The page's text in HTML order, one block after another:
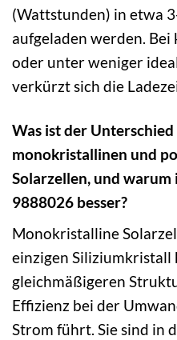
(Wattstunden) in etwa
aufgeladen werden.
oder unter weniger
verkürzt sich die
Was ist der Unterschied
monokristallinen und
Solarzellen, und warum
9888026 besser?
Monokristalline
einzigen Siliziumkristall
gleichmäßigeren
Effizienz bei der
Strom führt. Sie sind in